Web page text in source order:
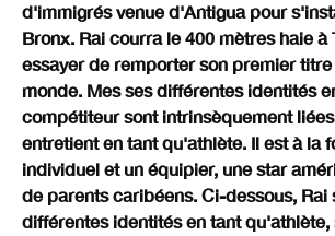
d'immigrés venue d'Antigua pour
Bronx. Rai courra le 400 mètres haie à
essayer de remporter son premier
monde. Mes ses différentes identités
compétiteur sont intrinsèquement
entretient en tant qu'athlète. Il est à la
individuel et un équipier, une star
de parents caribéens. Ci-dessous, Rai
différentes identités en tant qu'athlète,